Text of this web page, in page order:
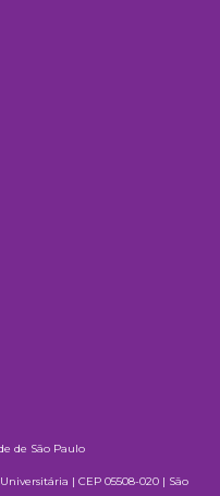
de São Paulo
| CEP 05508-020 | São